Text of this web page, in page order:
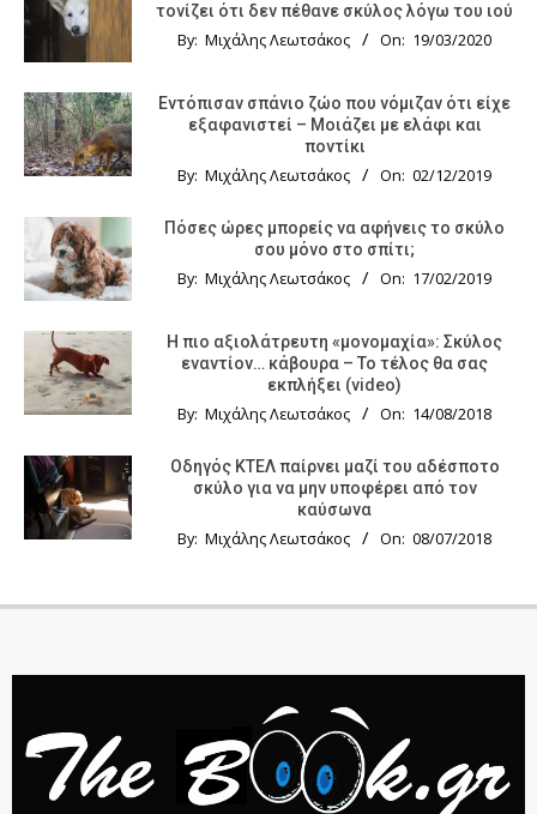
τονίζει ότι δεν πέθανε σκύλος λόγω του ιού
By: Μιχάλης Λεωτσάκος On: 19/03/2020
Εντόπισαν σπάνιο ζώο που νόμιζαν ότι είχε
εξαφανιστεί – Μοιάζει με ελάφι και
ποντίκι
By: Μιχάλης Λεωτσάκος On: 02/12/2019
Πόσες ώρες μπορείς να αφήνεις το σκύλο
σου μόνο στο σπίτι;
By: Μιχάλης Λεωτσάκος On: 17/02/2019
Η πιο αξιολάτρευτη «μονομαχία»: Σκύλος
εναντίον… κάβουρα – Το τέλος θα σας
εκπλήξει (video)
By: Μιχάλης Λεωτσάκος On: 14/08/2018
Οδηγός KTΕΛ παίρνει μαζί του αδέσποτο
σκύλο για να μην υποφέρει από τον
καύσωνα
By: Μιχάλης Λεωτσάκος On: 08/07/2018